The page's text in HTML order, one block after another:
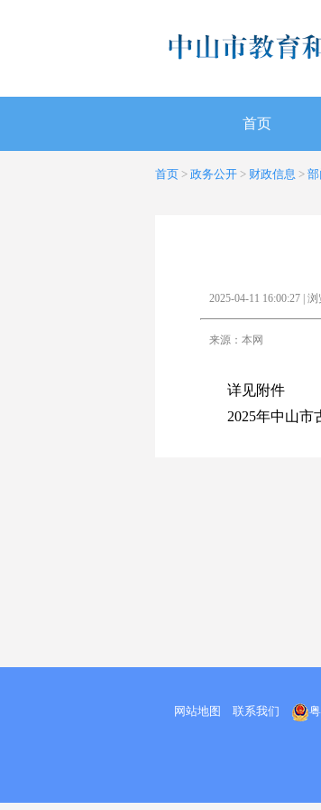
首页
首页 > 政务公开 > 财政信息 >
2025-04-11 16:00:27 | 浏
来源：本网
详见附件
2025年中山市
网站地图 联系我们